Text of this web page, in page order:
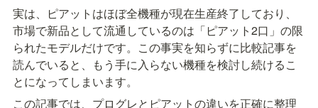
実は、ピアットはほぼ全機種が現在生産終了しており、
市場で新品として流通しているのは「ピアット2口」の限
られたモデルだけです。この事実を知らずに比較記事を
読んでいると、もう手に入らない機種を検討し続けるこ
とになってしまいます。
この記事では、プログレとピアットの違いを正確に整理